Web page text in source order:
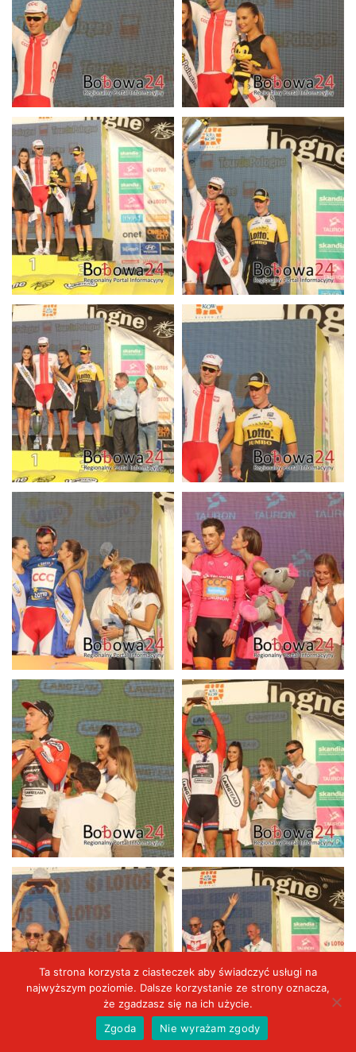
VIDEO Wydarzenia
Ta strona korzysta z ciasteczek aby świadczyć usługi na
najwyższym poziomie. Dalsze korzystanie ze strony oznacza,
że zgadzasz się na ich użycie.
Zgoda
Nie wyrażam zgody